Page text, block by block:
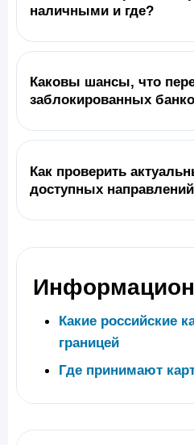
наличными и где?
Каковы шансы, что
заблокированных
Как проверить
доступных
Какие российские
границей
Где принимают